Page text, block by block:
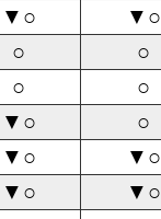
▼○ ▼○
○ ○
○ ○
▼○ ○
▼○ ▼○
▼○ ▼○